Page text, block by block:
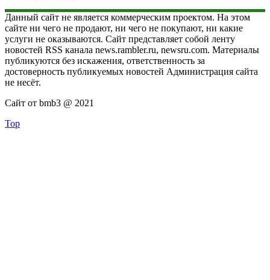
Данный сайт не является коммерческим проектом. На этом
сайте ни чего не продают, ни чего не покупают, ни какие
услуги не оказываются. Сайт представляет собой ленту
новостей RSS канала news.rambler.ru, newsru.com. Материалы
публикуются без искажения, ответственность за
достоверность публикуемых новостей Администрация сайта
не несёт.
Сайт от bmb3 @ 2021
Top